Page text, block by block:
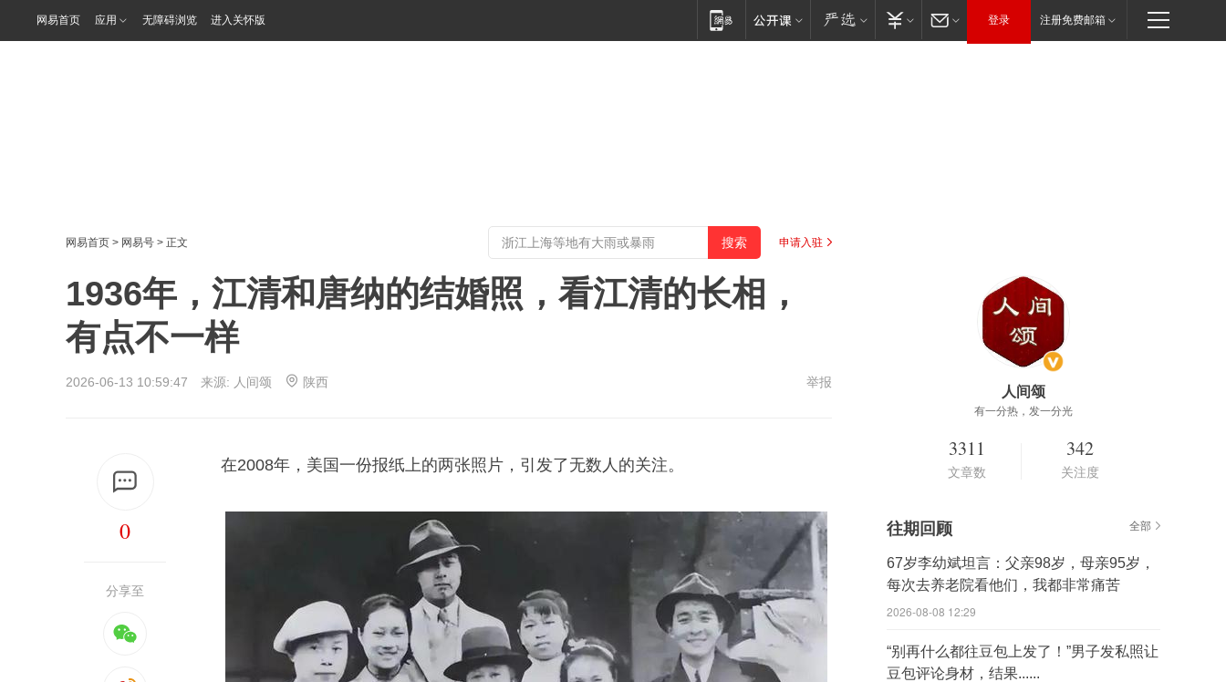
网易首页 应用 无障碍浏览 进入关怀版 登录 注册免费邮箱
网易首页 > 网易号 > 正文 申请入驻
1936年，江清和唐纳的结婚照，看江清的长相，
有点不一样
2026-06-13 10:59:47 来源: 人间颂 陕西 举报
0
分享至
在2008年，美国一份报纸上的两张照片，引发了无数人的关注。
人间颂
有一分热，发一分光
3311
文章数
342
关注度
往期回顾 全部
67岁李幼斌坦言：父亲98岁，母亲95岁，
每次去养老院看他们，我都非常痛苦
2026-08-08 12:29
“别再什么都往豆包上发了！”男子发私照让
豆包评论身材，结果......